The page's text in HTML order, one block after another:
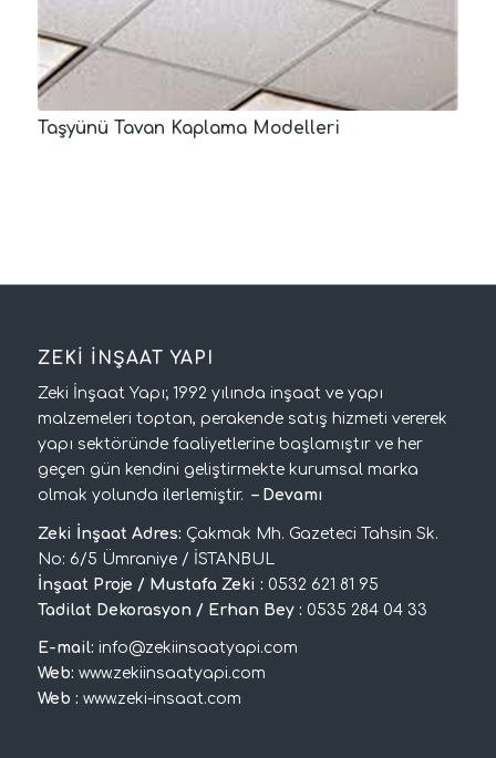
Taşyünü Tavan Kaplama Modelleri
ZEKİ İNŞAAT YAPI
Zeki İnşaat Yapı; 1992 yılında inşaat ve yapı
malzemeleri toptan, perakende satış hizmeti vererek
yapı sektöründe faaliyetlerine başlamıştır ve her
geçen gün kendini geliştirmekte kurumsal marka
olmak yolunda ilerlemiştir.– Devamı
Zeki İnşaat Adres: Çakmak Mh. Gazeteci Tahsin Sk.
No: 6/5 Ümraniye / İSTANBUL
İnşaat Proje / Mustafa Zeki : 0532 621 81 95
Tadilat Dekorasyon / Erhan Bey : 0535 284 04 33
E-mail: info@zekiinsaatyapi.com
Web: www.zekiinsaatyapi.com
Web : www.zeki-insaat.com